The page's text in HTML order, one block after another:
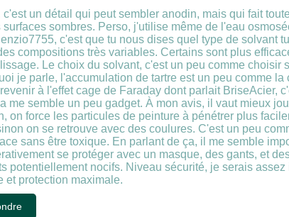
un détail qui peut sembler anodin, mais qui fait
sombres. Perso, j'utilise même de l'eau
c'est que tu nous dises quel type de solvant
compositions très variables. Certains sont plus
Le choix du solvant, c'est un peu comme
je parle, l'accumulation de tartre est un peu comme
à l'effet cage de Faraday dont parlait BriseAcier,
me semble un peu gadget. À mon avis, il vaut mieux
on force les particules de peinture à pénétrer plus
on se retrouve avec des coulures. C'est un peu
sans être toxique. En parlant de ça, il me semble
se protéger avec un masque, des gants, et
potentiellement nocifs. Niveau sécurité, je serais
et protection maximale.